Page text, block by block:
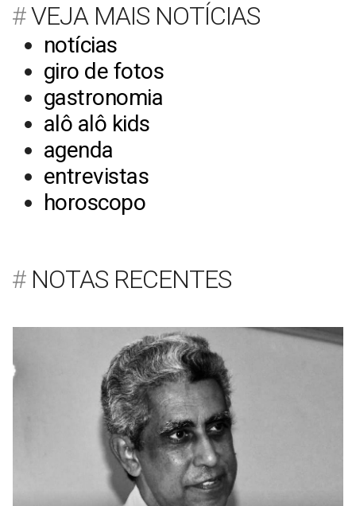
VEJA MAIS NOTÍCIAS
notícias
giro de fotos
gastronomia
alô alô kids
agenda
entrevistas
horoscopo
NOTAS RECENTES